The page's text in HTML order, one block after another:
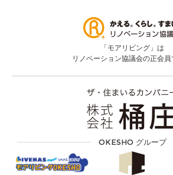
「モアリビング」は
リノベーション協議会の正会員
OKESHO グループ